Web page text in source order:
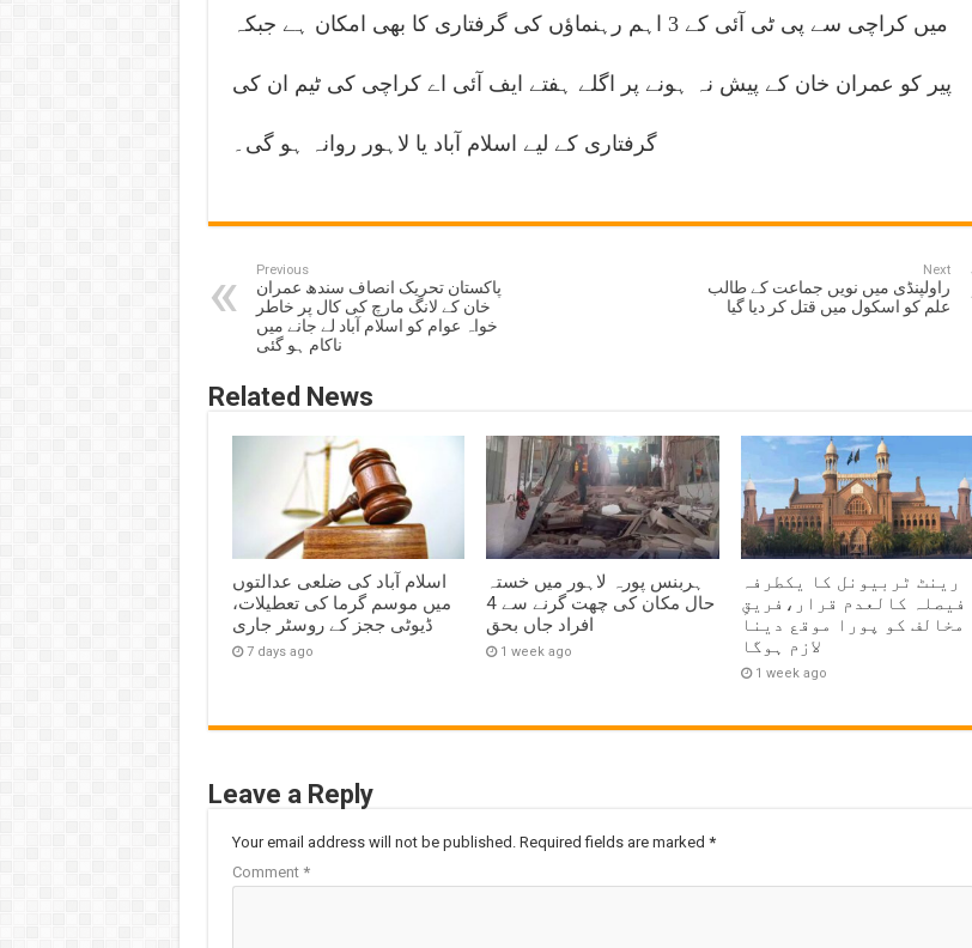
میں کراچی سے پی ٹی آئی کے 3 اہم رہنماؤں کی گرفتاری کا بھی امکان ہے جبکہ
پیر کو عمران خان کے پیش نہ ہونے پر اگلے ہفتے ایف آئی اے کراچی کی ٹیم ان کی
گرفتاری کے لیے اسلام آباد یا لاہور روانہ ہو گی۔
Previous
پاکستان تحریک انصاف سندھ عمران
خان کے لانگ مارچ کی کال پر خاطر
خواہ عوام کو اسلام آباد لے جانے میں
ناکام ہو گئی
Next
راولپنڈی میں نویں جماعت کے طالب
علم کو اسکول میں قتل کر دیا گیا
Related News
اسلام آباد کی ضلعی عدالتوں
میں موسم گرما کی تعطیلات،
ڈیوٹی ججز کے روسٹر جاری
7 days ago
ہربنس پورہ لاہور میں خستہ
حال مکان کی چھت گرنے سے 4
افراد جاں بحق
1 week ago
رینٹ ٹربیونل کا یکطرفہ
فیصلہ کالعدم قرار،فریقِ
مخالف کو پورا موقع دینا
لازم ہوگا
1 week ago
Leave a Reply
Your email address will not be published. Required fields are marked *
Comment *